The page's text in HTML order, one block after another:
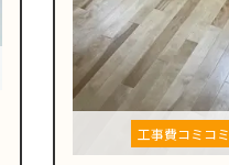
工事費コミコミ